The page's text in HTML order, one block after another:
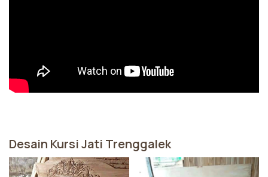
Desain Kursi Jati Trenggalek